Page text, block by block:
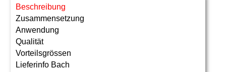
Beschreibung
Zusammensetzung
Anwendung
Qualität
Vorteilsgrössen
Lieferinfo Bach